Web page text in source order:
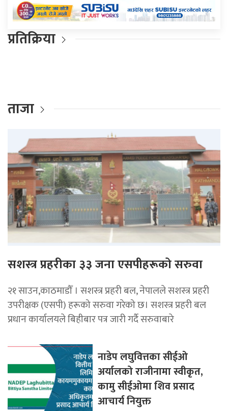
प्रतिक्रिया
ताजा
सशस्त्र प्रहरीका ३३ जना एसपीहरूको सरुवा
२१ साउन,काठमाडौँ । सशस्त्र प्रहरी बल, नेपालले सशस्त्र प्रहरी
उपरीक्षक (एसपी) हरूको सरुवा गरेको छ। सशस्त्र प्रहरी बल
प्रधान कार्यालयले बिहीबार पत्र जारी गर्दै सरुवाबारे
नाडेप लघुवित्तका सीईओ
अर्यालको राजीनामा स्वीकृत,
कामु सीईओमा शिव प्रसाद
आचार्य नियुक्त